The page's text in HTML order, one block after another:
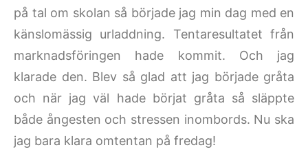
på tal om skolan så började jag min dag med en
känslomässig urladdning. Tentaresultatet från
marknadsföringen hade kommit. Och jag
klarade den. Blev så glad att jag började gråta
och när jag väl hade börjat gråta så släppte
både ångesten och stressen inombords. Nu ska
jag bara klara omtentan på fredag!